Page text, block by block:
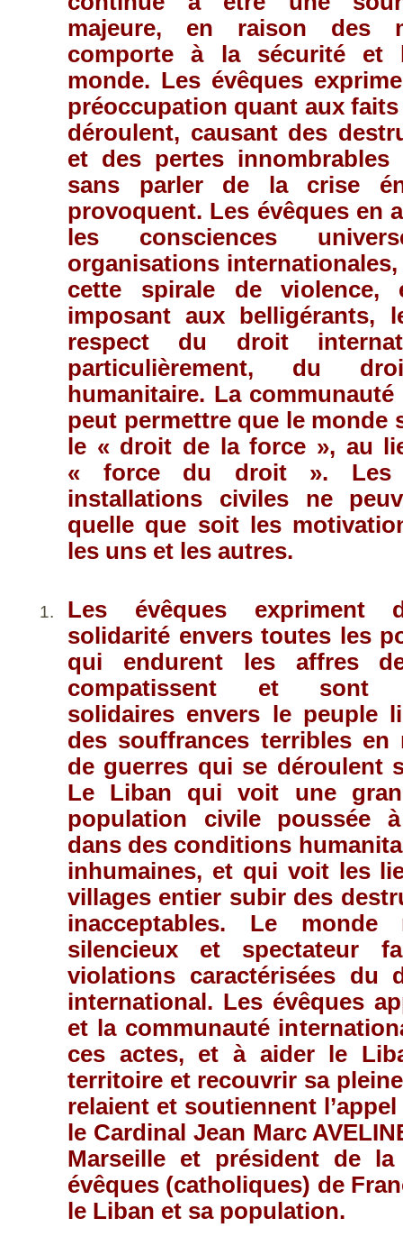
majeure, en raison des
comporte à la sécurité et
monde. Les évêques
préoccupation quant aux faits
déroulent, causant des
et des pertes innombrables
sans parler de la crise
provoquent. Les évêques en
les consciences
organisations
cette spirale de violence,
imposant aux belligérants,
respect du droit
particulièrement, du
humanitaire. La
peut permettre que le monde
le « droit de la force », au
« force du droit ». Les
installations civiles ne
quelle que soit les
les uns et les autres.
Les évêques expriment
solidarité envers toutes les
qui endurent les affres
compatissent et sont
solidaires envers le peuple
des souffrances terribles en
de guerres qui se déroulent
Le Liban qui voit une
population civile poussée
dans des conditions
inhumaines, et qui voit les
villages entier subir des
inacceptables. Le
silencieux et spectateur
violations caractérisées du
international. Les évêques
et la communauté
ces actes, et à aider le
territoire et recouvrir sa
relaient et soutiennent
le Cardinal Jean Marc
Marseille et président de la
évêques (catholiques) de
le Liban et sa population.